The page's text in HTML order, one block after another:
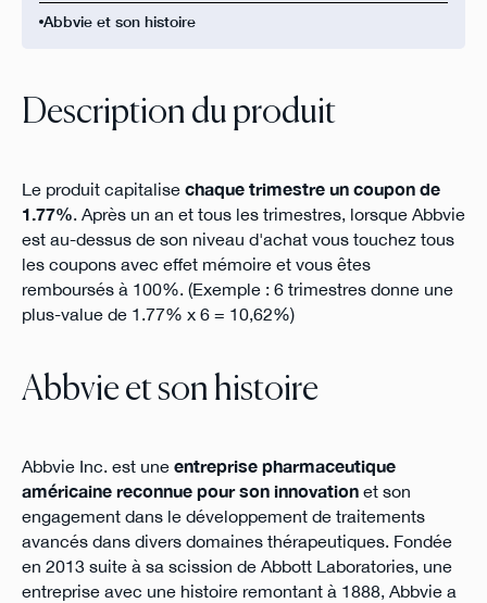
Abbvie et son histoire
Description du produit
Le produit capitalise chaque trimestre un coupon de
1.77%. Après un an et tous les trimestres, lorsque Abbvie
est au-dessus de son niveau d'achat vous touchez tous
les coupons avec effet mémoire et vous êtes
remboursés à 100%. (Exemple : 6 trimestres donne une
plus-value de 1.77% x 6 = 10,62%)
Abbvie et son histoire
Abbvie Inc. est une entreprise pharmaceutique
américaine reconnue pour son innovation et son
engagement dans le développement de traitements
avancés dans divers domaines thérapeutiques. Fondée
en 2013 suite à sa scission de Abbott Laboratories, une
entreprise avec une histoire remontant à 1888, Abbvie a